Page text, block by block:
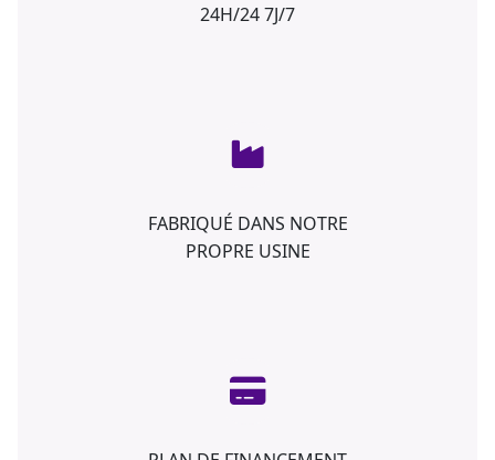
24H/24 7J/7
FABRIQUÉ DANS NOTRE
PROPRE USINE